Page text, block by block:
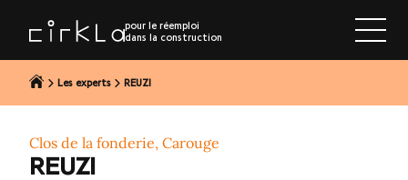
contenu
pour le réemploi
dans la construction
Les experts REUZI
Clos de la fonderie, Carouge
REUZI